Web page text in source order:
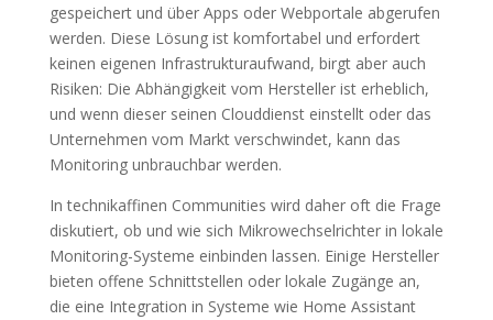
gespeichert und über Apps oder Webportale abgerufen
werden. Diese Lösung ist komfortabel und erfordert
keinen eigenen Infrastrukturaufwand, birgt aber auch
Risiken: Die Abhängigkeit vom Hersteller ist erheblich,
und wenn dieser seinen Clouddienst einstellt oder das
Unternehmen vom Markt verschwindet, kann das
Monitoring unbrauchbar werden.
In technikaffinen Communities wird daher oft die Frage
diskutiert, ob und wie sich Mikrowechselrichter in lokale
Monitoring-Systeme einbinden lassen. Einige Hersteller
bieten offene Schnittstellen oder lokale Zugänge an,
die eine Integration in Systeme wie Home Assistant